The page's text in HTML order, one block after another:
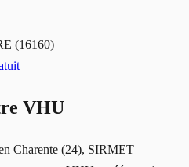
(16160)
VHU
Charente (24), SIRMET